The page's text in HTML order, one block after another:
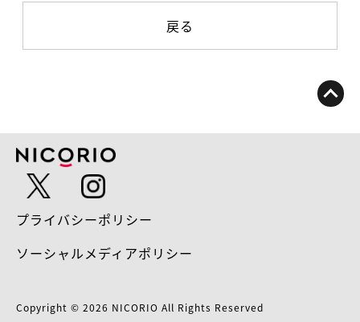
戻る
プライバシーポリシー
ソーシャルメディアポリシー
Copyright © 2026 NICORIO All Rights Reserved